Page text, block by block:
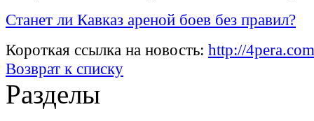
Станет ли Кавказ ареной боев без правил?
Короткая ссылка на новость: http://
Возврат к списку
Разделы